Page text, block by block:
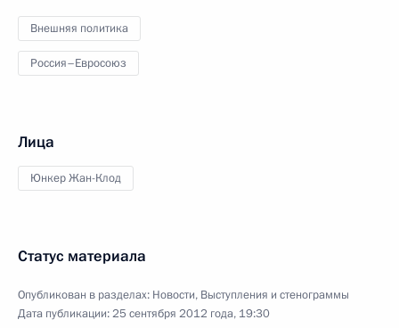
Внешняя политика
Россия–Евросоюз
Лица
Юнкер Жан-Клод
Статус материала
Опубликован в разделах: Новости, Выступления и стенограммы
Дата публикации:25 сентября 2012 года, 19:30